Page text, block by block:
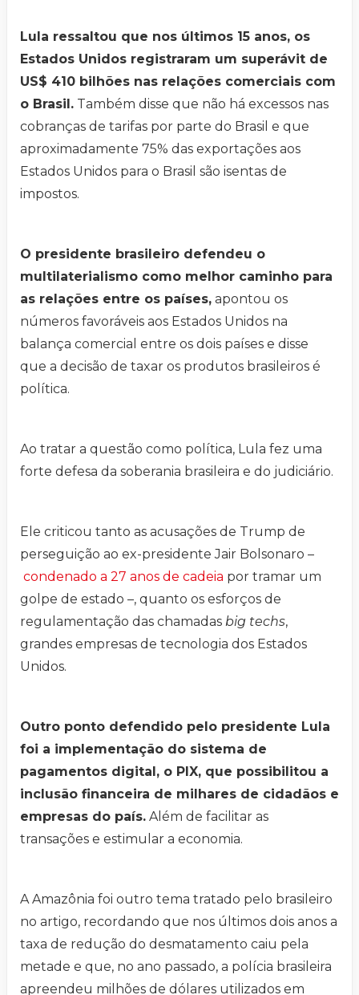
Lula ressaltou que nos últimos 15 anos, os
Estados Unidos registraram um superávit de
US$ 410 bilhões nas relações comerciais com
o Brasil. Também disse que não há excessos nas
cobranças de tarifas por parte do Brasil e que
aproximadamente 75% das exportações aos
Estados Unidos para o Brasil são isentas de
impostos.
O presidente brasileiro defendeu o
multilaterialismo como melhor caminho para
as relações entre os países, apontou os
números favoráveis aos Estados Unidos na
balança comercial entre os dois países e disse
que a decisão de taxar os produtos brasileiros é
política.
Ao tratar a questão como política, Lula fez uma
forte defesa da soberania brasileira e do judiciário.
Ele criticou tanto as acusações de Trump de
perseguição ao ex-presidente Jair Bolsonaro –
condenado a 27 anos de cadeia por tramar um
golpe de estado –, quanto os esforços de
regulamentação das chamadas big techs,
grandes empresas de tecnologia dos Estados
Unidos.
Outro ponto defendido pelo presidente Lula
foi a implementação do sistema de
pagamentos digital, o PIX, que possibilitou a
inclusão financeira de milhares de cidadãos e
empresas do país. Além de facilitar as
transações e estimular a economia.
A Amazônia foi outro tema tratado pelo brasileiro
no artigo, recordando que nos últimos dois anos a
taxa de redução do desmatamento caiu pela
metade e que, no ano passado, a polícia brasileira
apreendeu milhões de dólares utilizados em